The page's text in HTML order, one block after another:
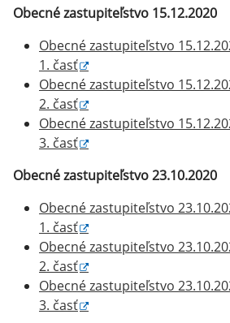
Obecné zastupiteľstvo 15.12.2020
Obecné zastupiteľstvo
1. časť
Obecné zastupiteľstvo
2. časť
Obecné zastupiteľstvo
3. časť
Obecné zastupiteľstvo 23.10.2020
Obecné zastupiteľstvo
1. časť
Obecné zastupiteľstvo
2. časť
Obecné zastupiteľstvo
3. časť